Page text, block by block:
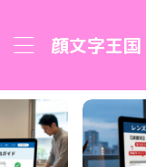
顔文字王